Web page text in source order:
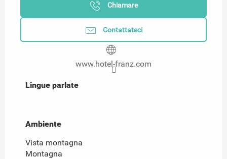
Chiamare
Contattateci
www.hotel-franz.com
Lingue parlate
Lingue parlate
Ambiente
Ambiente
Vista montagna
Montagna